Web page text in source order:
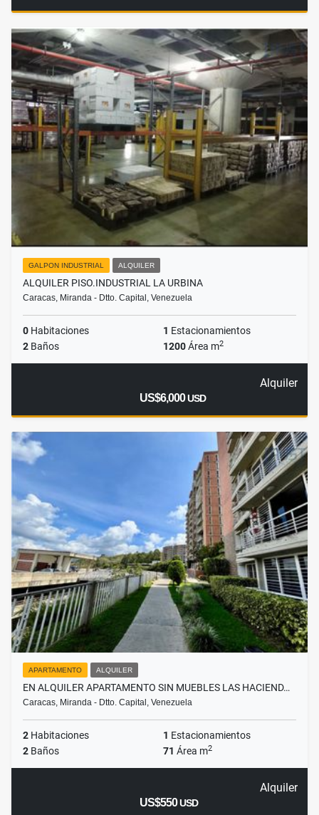
GALPON INDUSTRIAL ALQUILER
ALQUILER PISO.INDUSTRIAL LA URBINA
Caracas, Miranda - Dtto. Capital, Venezuela
0 Habitaciones 1 Estacionamientos
2 Baños 1200Área m2
Alquiler
US$6,000USD
APARTAMENTO ALQUILER
EN ALQUILER APARTAMENTO SIN MUEBLES LAS HACIEND…
Caracas, Miranda - Dtto. Capital, Venezuela
2 Habitaciones 1 Estacionamientos
2 Baños 71 Área m2
Alquiler
US$550USD